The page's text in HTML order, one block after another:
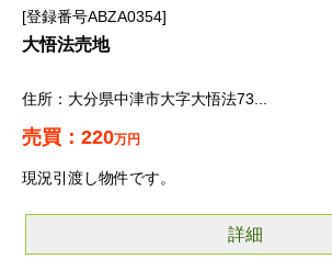
登録番号ABZA0354
大悟法売地
大分県中津市大字大悟法73...
220万円
現況引渡し物件です。
詳細